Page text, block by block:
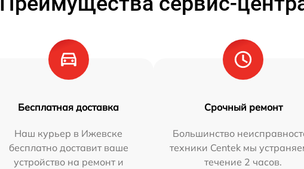
Бесплатная доставка
Наш курьер в Ижевске
бесплатно доставит ваше
устройство на ремонт и
Срочный ремонт
Большинство
техники Centek мы
течение 2 часов.